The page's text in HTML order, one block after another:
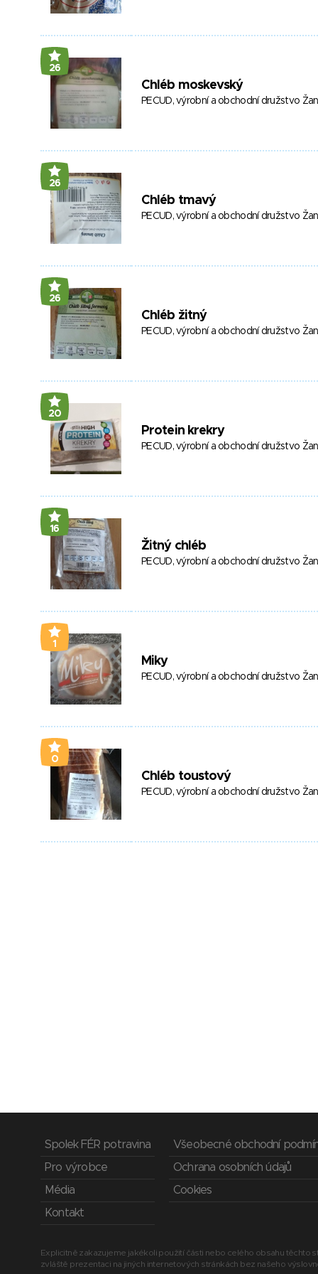
26
Chléb moskevský
PECUD, výrobní a obchodní družstvo
26
Chléb tmavý
PECUD, výrobní a obchodní družstvo
26
Chléb žitný
PECUD, výrobní a obchodní družstvo
20
Protein krekry
PECUD, výrobní a obchodní družstvo
16
Žitný chléb
PECUD, výrobní a obchodní družstvo
1
Miky
PECUD, výrobní a obchodní družstvo
0
Chléb toustový
PECUD, výrobní a obchodní družstvo
Spolek FÉR potravina
Pro výrobce
Média
Kontakt
Všeobecné obchodní
Ochrana osobních údajů
Cookies
Explicitně zakazujeme jakékoli použití části nebo celého obsahu těchto
zvláště prezentaci na jiných internetových stránkách bez našeho